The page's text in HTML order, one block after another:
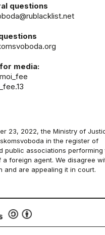
questions
media:
moi_fee
23, 2022, the Ministry of
in the register of
public associations performing
foreign agent. We disagree
and are appealing it in court.